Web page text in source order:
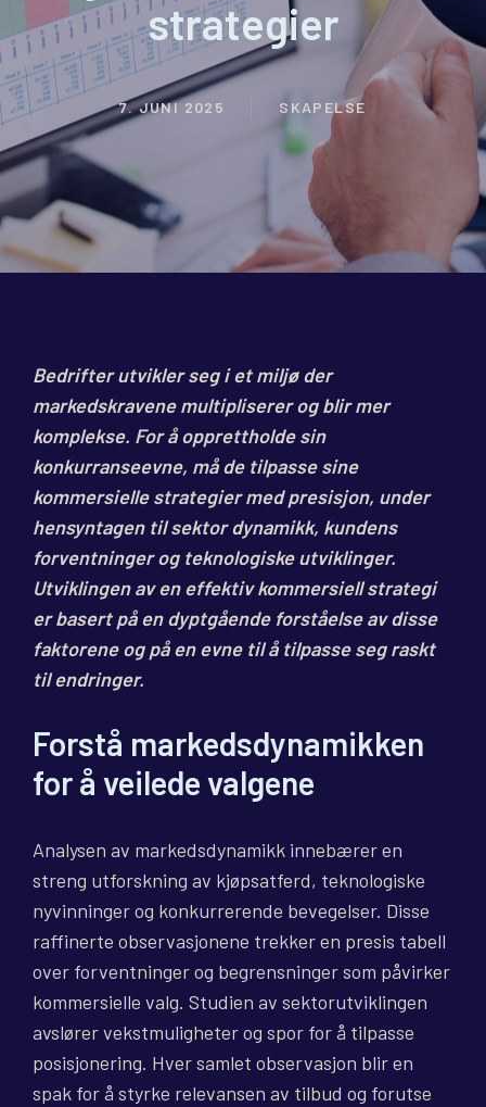
strategier
7. JUNI 2025 SKAPELSE
Bedrifter utvikler seg i et miljø der
markedskravene multipliserer og blir mer
komplekse. For å opprettholde sin
konkurranseevne, må de tilpasse sine
kommersielle strategier med presisjon, under
hensyntagen til sektor dynamikk, kundens
forventninger og teknologiske utviklinger.
Utviklingen av en effektiv kommersiell strategi
er basert på en dyptgående forståelse av disse
faktorene og på en evne til å tilpasse seg raskt
til endringer.
Forstå markedsdynamikken
for å veilede valgene
Analysen av markedsdynamikk innebærer en
streng utforskning av kjøpsatferd, teknologiske
nyvinninger og konkurrerende bevegelser. Disse
raffinerte observasjonene trekker en presis tabell
over forventninger og begrensninger som påvirker
kommersielle valg. Studien av sektorutviklingen
avslører vekstmuligheter og spor for å tilpasse
posisjonering. Hver samlet observasjon blir en
spak for å styrke relevansen av tilbud og forutse